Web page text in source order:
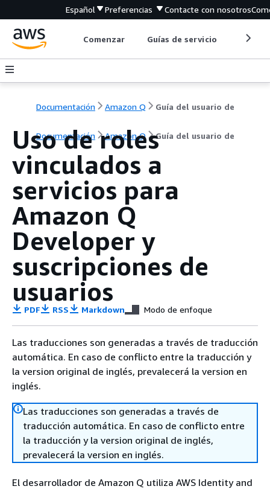
Español Preferencias Contacte con nosotros
Comenzar Guías de servicio
Documentación Amazon Q Guía del usuario de
Documentación Amazon Q Guía del usuario de
Uso de roles
vinculados a
servicios para
Amazon Q
Developer y
suscripciones de
usuarios
PDF RSS Markdown Modo de enfoque
Las traducciones son generadas a través de traducción
automática. En caso de conflicto entre la traducción y
la version original de inglés, prevalecerá la version en
inglés.
Las traducciones son generadas a través de
traducción automática. En caso de conflicto entre
la traducción y la version original de inglés,
prevalecerá la version en inglés.
El desarrollador de Amazon Q utiliza AWS Identity and